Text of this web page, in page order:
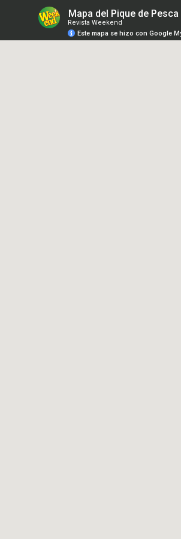
Mapa del Pique de
Revista Weekend
Este mapa se hizo con Google